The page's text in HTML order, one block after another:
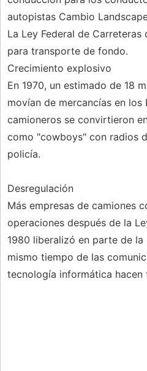
autopistas Cambio Landscape
La Ley Federal de
para transporte de fondo.
Crecimiento explosivo
En 1970, un estimado de 18
movían de mercancías en
camioneros se convirtieron
como "cowboys" con radios
policía.
Desregulación
Más empresas de camiones
operaciones después de la
1980 liberalizó en parte de
mismo tiempo de las
tecnología informática